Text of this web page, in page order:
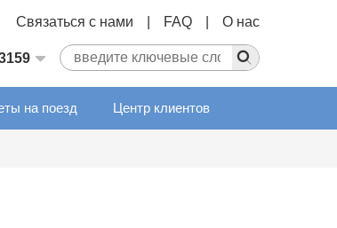
О нас
FAQ
Связаться с нами
на поезд Центр клиентов